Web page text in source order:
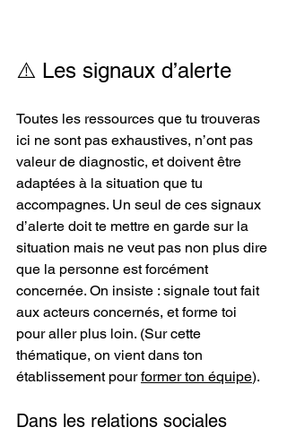
⚠️ Les signaux d’alerte
Toutes les ressources que tu trouveras
ici ne sont pas exhaustives, n’ont pas
valeur de diagnostic, et doivent être
adaptées à la situation que tu
accompagnes. Un seul de ces signaux
d’alerte doit te mettre en garde sur la
situation mais ne veut pas non plus dire
que la personne est forcément
concernée. On insiste : signale tout fait
aux acteurs concernés, et forme toi
pour aller plus loin. (Sur cette
thématique, on vient dans ton
établissement pour former ton équipe).
Dans les relations sociales